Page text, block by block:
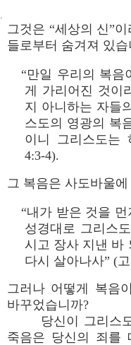
.
그것은 “세상의 신”
들로부터 숨겨져 있습
“만일 우리의 복음
게 가리어진 것이
지 아니하는 자들
스도의 영광의 복
이니 그리스도는
4:3-4).
그 복음은 사도바울
“내가 받은 것을
성경대로 그리스
시고 장사 지낸 바
다시 살아나사” (
그러나 어떻게 복음
바꾸었습니까?
당신이 그리스
죽음은 당신의 죄를